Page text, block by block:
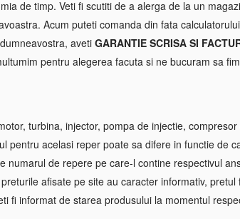
de timp. Veti fi scutiti de a alerga de la un
Acum puteti comanda din fata
aveti GARANTIE SCRISA SI
pentru alegerea facuta si ne bucuram sa
turbina, injector, pompa de injectie,
pentru acelasi reper poate sa difere in functie de
numarul de repere pe care-l contine respectivul
afisate pe site au caracter informativ, pretul
fi informat de starea produsului la momentul